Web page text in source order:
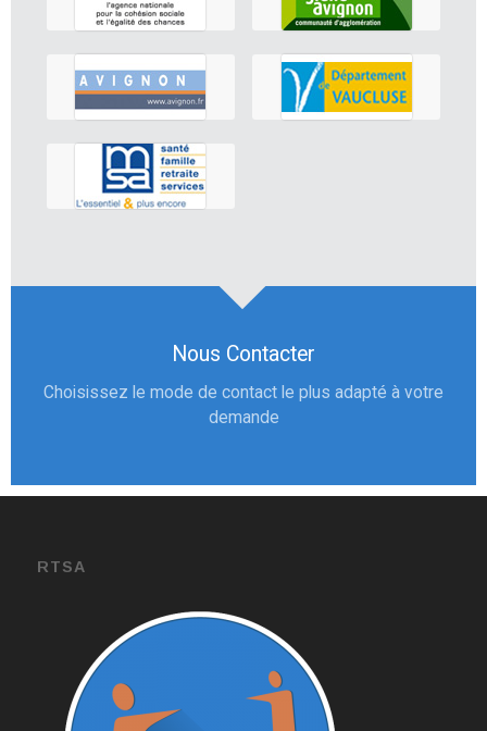
Nous Contacter
Choisissez le mode de contact le plus adapté à votre
demande
RTSA